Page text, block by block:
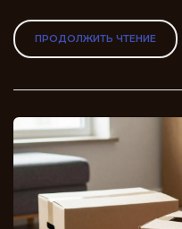
ПРОДОЛЖИТЬ ЧТЕНИЕ